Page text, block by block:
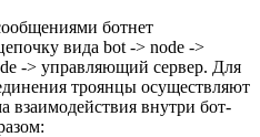
ботнет
вида bot -> node ->
-> управляющий сервер. Для
троянцы осуществляют
внутри бот-